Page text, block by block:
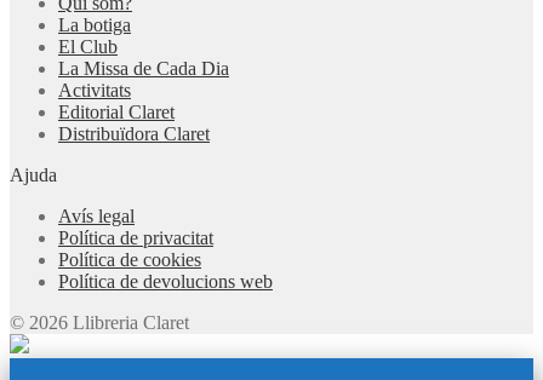
La botiga
El Club
La Missa de Cada Dia
Activitats
Editorial Claret
Distribuïdora Claret
Ajuda
Avís legal
Política de privacitat
Política de cookies
Política de devolucions web
© 2026 Llibreria Claret